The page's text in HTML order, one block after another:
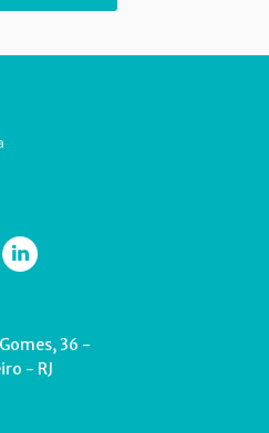
36 -
- RJ